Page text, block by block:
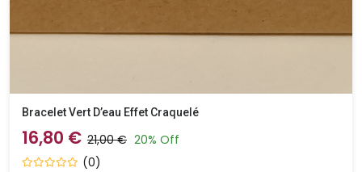
Bracelet Vert D’eau Effet Craquelé
16,80 € 21,00 € 20% Off
(0)